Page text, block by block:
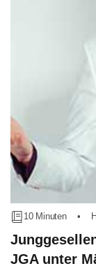
10 Minuten •
JGA unter